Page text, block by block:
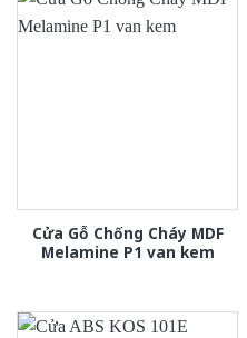
Cửa Gỗ Chống Cháy MDF
Melamine P1 van kem